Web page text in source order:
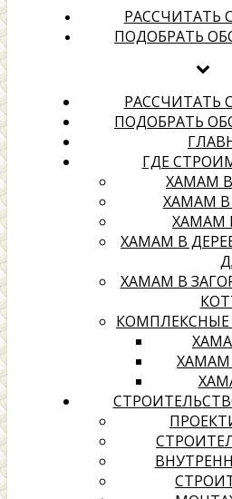
хамамах
Выбери надежного подрядчика для
РАССЧИТАТЬ
ПОДОБРАТЬ
РАССЧИТАТЬ
ПОДОБРАТЬ
ГДЕ
ХАМАМ
ХАМАМ В
ХАМАМ
ХАМАМ В
ХАМАМ В
ХАМАМ